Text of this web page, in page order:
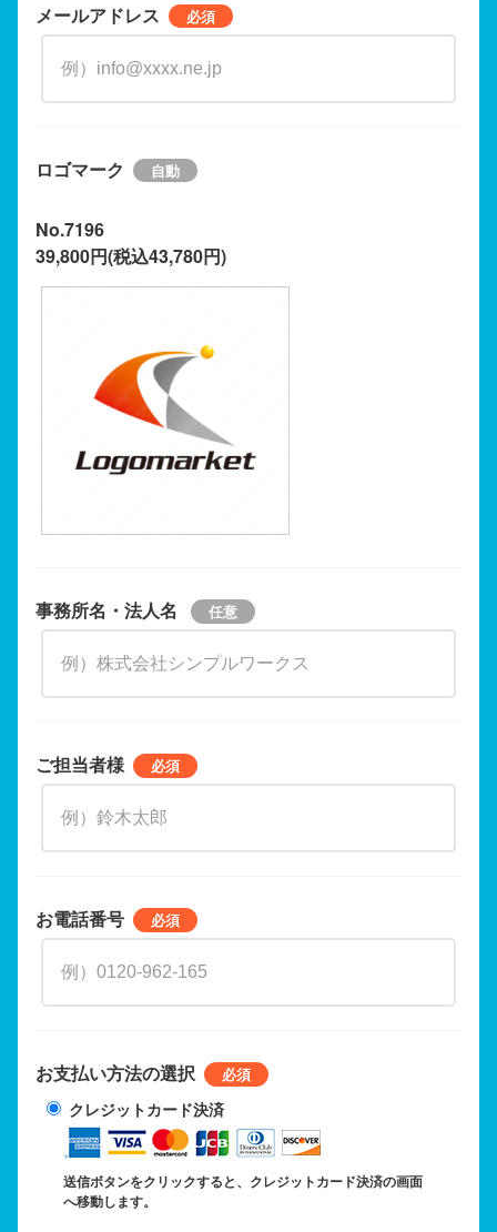
メールアドレス
ロゴマーク
No.7196
39,800円(税込43,780円)
事務所名・法人名
ご担当者様
お電話番号
お支払い方法の選択
クレジットカード決済
送信ボタンをクリックすると、クレジットカード決済の画面
へ移動します。